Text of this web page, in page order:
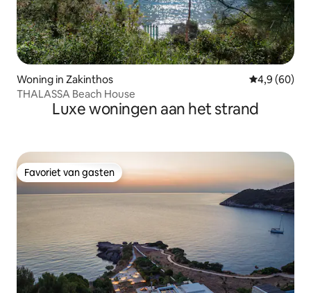
Woning in Zakinthos Gemiddelde
4,9 (60)
THALASSA Beach House
Luxe woningen aan het strand
Favoriet van gasten
Favoriet van gasten